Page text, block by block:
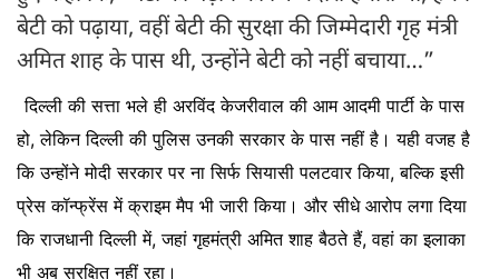
बेटी को पढ़ाया, वहीं बेटी की सुरक्षा की जिम्मेदारी गृह मंत्री
अमित शाह के पास थी, उन्होंने बेटी को नहीं बचाया…”
दिल्ली की सत्ता भले ही अरविंद केजरीवाल की आम आदमी पार्टी के पास
हो, लेकिन दिल्ली की पुलिस उनकी सरकार के पास नहीं है। यही वजह है
कि उन्होंने मोदी सरकार पर ना सिर्फ सियासी पलटवार किया, बल्कि इसी
प्रेस कॉन्फ्रेंस में क्राइम मैप भी जारी किया। और सीधे आरोप लगा दिया
कि राजधानी दिल्ली में, जहां गृहमंत्री अमित शाह बैठते हैं, वहां का इलाका
भी अब सुरक्षित नहीं रहा।